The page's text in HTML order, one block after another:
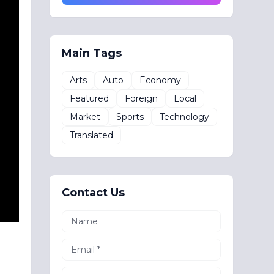
Main Tags
Arts Auto
Economy
Featured
Foreign
Local
Market
Sports
Technology
Translated
Contact Us